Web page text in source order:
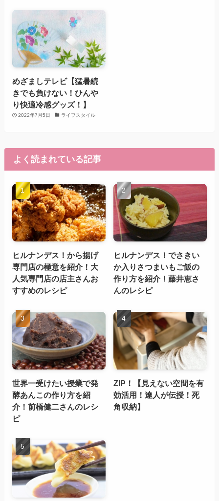
めざましテレビ【猛暑続
きでも負けない！ひんや
り快適冷感グッズ！】
2022年7月5日 ライフスタイル
よく読まれている記事
ヒルナンデス！から揚げ
専門店の極意を紹介！大
人気専門店の店主さんお
すすめのレシピ
ヒルナンデス！でさきい
か入りさつまいもご飯の
作り方を紹介！藤井恵さ
んのレシピ
世界一受けたい授業で発
酵あんこの作り方を紹
介！前橋健二さんのレシ
ピ
ZIP！【見えない空間を有
効活用！達人が伝授！死
角収納】